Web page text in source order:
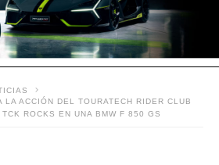
LA ACCIÓN DEL TOURATECH RIDER CLUB
ROCKS EN UNA BMW F 850 GS